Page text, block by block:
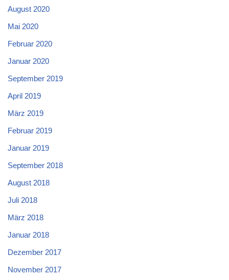
August 2020
Mai 2020
Februar 2020
Januar 2020
September 2019
April 2019
März 2019
Februar 2019
Januar 2019
September 2018
August 2018
Juli 2018
März 2018
Januar 2018
Dezember 2017
November 2017